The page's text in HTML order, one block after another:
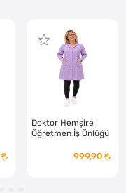
Doktor Hemşire
Öğretmen İş Önlüğü
999,90